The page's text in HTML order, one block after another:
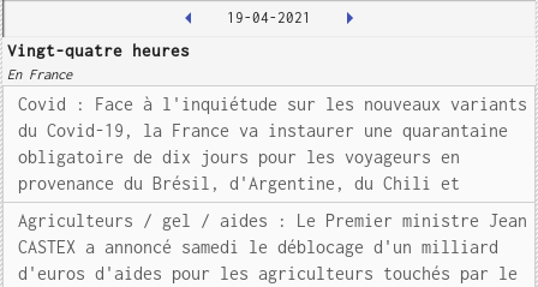
19-04-2021
Vingt-quatre heures
En France
Covid : Face à l'inquiétude sur les nouveaux variants
du Covid-19, la France va instaurer une quarantaine
obligatoire de dix jours pour les voyageurs en
provenance du Brésil, d'Argentine, du Chili et
Agriculteurs / gel / aides : Le Premier ministre Jean
CASTEX a annoncé samedi le déblocage d'un milliard
d'euros d'aides pour les agriculteurs touchés par le